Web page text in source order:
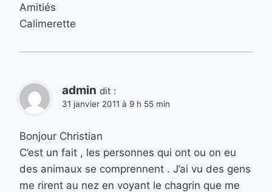
Amitiés
Calimerette
admin dit :
31 janvier 2011 à 9 h 55 min
Bonjour Christian
C’est un fait , les personnes qui ont ou on eu
des animaux se comprennent . J’ai vu des gens
me rirent au nez en voyant le chagrin que me